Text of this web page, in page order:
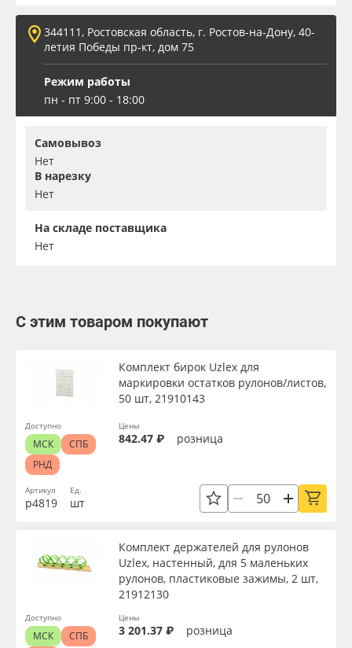
344111, Ростовская область, г. Ростов-на-Дону, 40-
летия Победы пр-кт, дом 75
Режим работы
пн - пт 9:00 - 18:00
Самовывоз
Нет
В нарезку
Нет
На складе поставщика
Нет
С этим товаром покупают
Артикул
р4819
Комплект бирок Uzlex для
маркировки остатков рулонов/листов,
50 шт, 21910143
Ед.
шт
Цены
842.47 ₽ розница
Доступно
МСК
СПБ
РНД
Комплект держателей для рулонов
Uzlex, настенный, для 5 маленьких
рулонов, пластиковые зажимы, 2 шт,
21912130
Цены
3 201.37 ₽ розница
Доступно
МСК
СПБ